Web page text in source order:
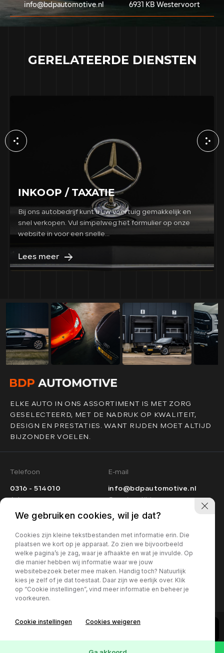
info@bdpautomotive.nl
6931 KB Westervoort
GERELATEERDE DIENSTEN
INKOOP / TAXATIE
Bij ons autobedrijf kunt u uw voertuig gemakkelijk en
snel verkopen. Vul simpelweg het formulier op onze
website in voor een snelle...
Lees meer
ELKE AUTO IN ONS ASSORTIMENT IS MET ZORG
GESELECTEERD, MET DE NADRUK OP KWALITEIT,
DESIGN EN PRESTATIES. WANT RIJDEN MOET ALTIJD
BIJZONDER VOELEN.
Telefoon
0316 - 514010
E-mail
info@bdpautomotive.nl
Adres
Het Hazeland 18
Openingstijden
Ma t/m vr:
09.00 - 17.00
Zo:
Gesloten
Graag even bellen
voor u langskomt
Sociaal
Instagram
We gebruiken cookies, wil je dat?
Cookies zijn kleine tekstbestanden met informatie erin. Die
plaatsen we kort op je apparaat. Zo zien we bijvoorbeeld
welke pagina’s je zag, waar je afhaakte en wat je invulde. Op
die manier hebben wij informatie waar we jouw
websitebezoek beter mee maken. Handig toch? Natuurlijk
kies je zelf of je dat toestaat. Daar zijn we eerlijk over. Klik
op “Cookie instellingen”, vind meer informatie en beheer je
voorkeuren.
Cookie instellingen Cookies weigeren